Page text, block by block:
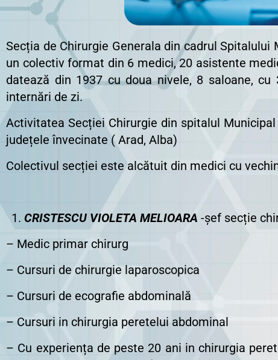
Secția de Chirurgie Generala din cadrul Spitalului
un colectiv format din 6 medici, 20 asistente
datează din 1937 cu doua nivele, 8 saloane,
internări de zi.
Activitatea Secției Chirurgie din spitalul
județele învecinate ( Arad, Alba)
Colectivul secției este alcătuit din medici cu
CRISTESCU VIOLETA MELIOARA -șef secție
– Medic primar chirurg
– Cursuri de chirurgie laparoscopica
– Cursuri de ecografie abdominală
– Cursuri in chirurgia peretelui abdominal
– Cu experiența de peste 20 ani in chirurgia